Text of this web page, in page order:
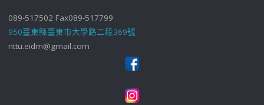
089-517502 Fax089-517799
950臺東縣臺東市大學路二段369號
nttu.eidm@gmail.com